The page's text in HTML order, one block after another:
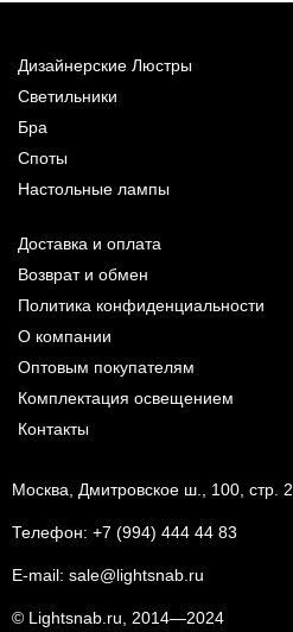
Дизайнерские Люстры
Светильники
Бра
Споты
Настольные лампы
Доставка и оплата
Возврат и обмен
Политика конфиденциальности
О компании
Оптовым покупателям
Комплектация освещением
Контакты
Москва, Дмитровское ш., 100, стр. 2
Телефон: +7 (994) 444 44 83
E-mail: sale@lightsnab.ru
© Lightsnab.ru, 2014—2024